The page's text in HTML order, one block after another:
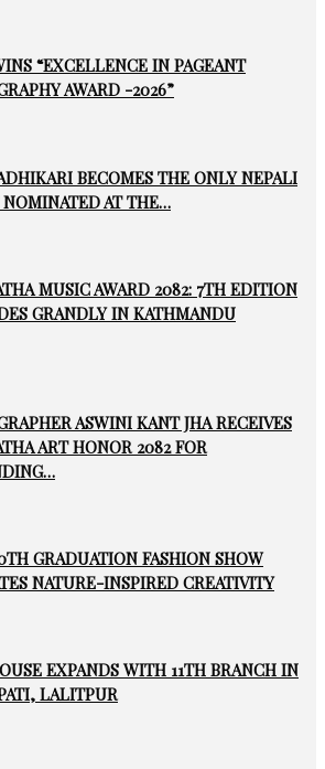
“EXCELLENCE IN PAGEANT
AWARD -2026”
BECOMES THE ONLY NEPALI
AT THE…
MUSIC AWARD 2082: 7TH EDITION
GRANDLY IN KATHMANDU
ASWINI KANT JHA RECEIVES
ART HONOR 2082 FOR
GRADUATION FASHION SHOW
NATURE-INSPIRED CREATIVITY
EXPANDS WITH 11TH BRANCH IN
LALITPUR